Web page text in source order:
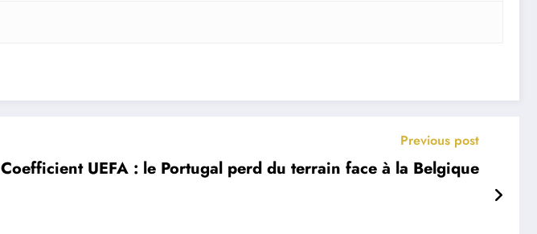
Previous post
Coefficient UEFA : le Portugal perd du terrain face à la Belgique